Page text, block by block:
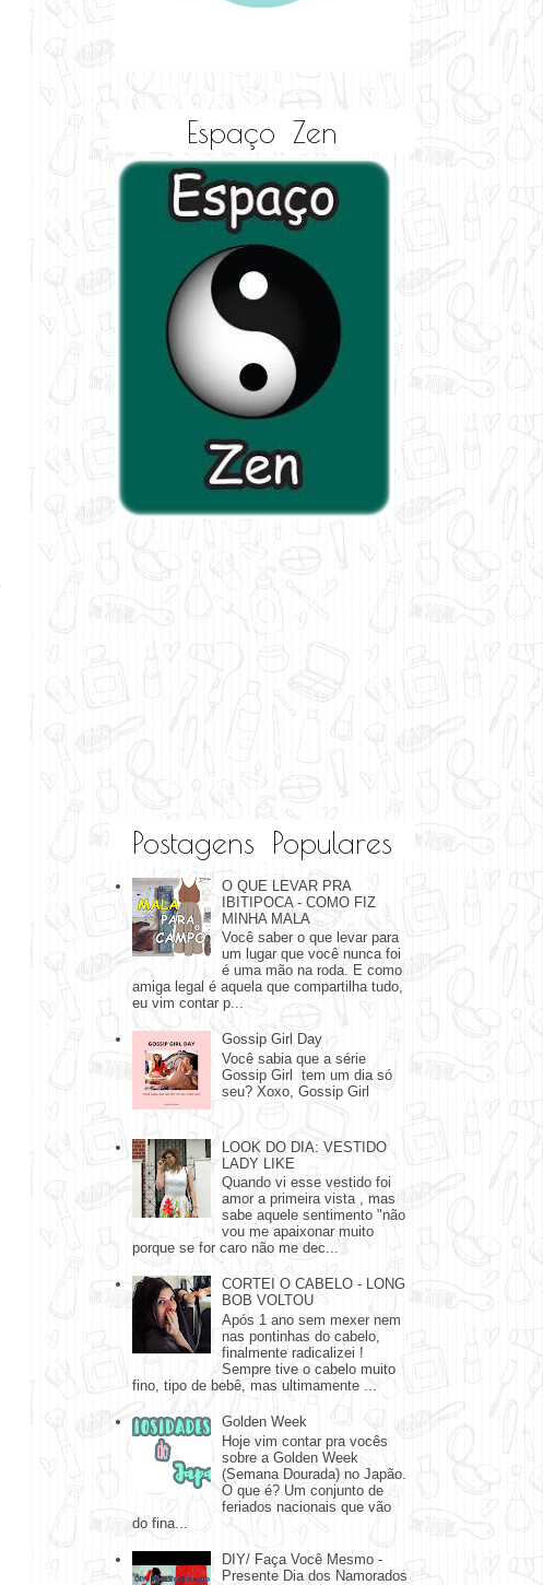
Espaço Zen
Postagens Populares
O QUE LEVAR PRA
IBITIPOCA - COMO FIZ
MINHA MALA
Você saber o que levar para
um lugar que você nunca foi
é uma mão na roda. E como
amiga legal é aquela que compartilha tudo,
eu vim contar p...
Gossip Girl Day
Você sabia que a série
Gossip Girl tem um dia só
seu? Xoxo, Gossip Girl
LOOK DO DIA: VESTIDO
LADY LIKE
Quando vi esse vestido foi
amor a primeira vista , mas
sabe aquele sentimento "não
vou me apaixonar muito
porque se for caro não me dec...
CORTEI O CABELO - LONG
BOB VOLTOU
Após 1 ano sem mexer nem
nas pontinhas do cabelo,
finalmente radicalizei !
Sempre tive o cabelo muito
fino, tipo de bebê, mas ultimamente ...
Golden Week
Hoje vim contar pra vocês
sobre a Golden Week
(Semana Dourada) no Japão.
O que é? Um conjunto de
feriados nacionais que vão
do fina...
DIY/ Faça Você Mesmo -
Presente Dia dos Namorados